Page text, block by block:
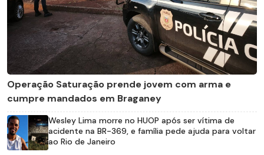
Operação Saturação prende jovem com arma e
cumpre mandados em Braganey
Wesley Lima morre no HUOP após ser vítima de
acidente na BR-369, e família pede ajuda para voltar
ao Rio de Janeiro